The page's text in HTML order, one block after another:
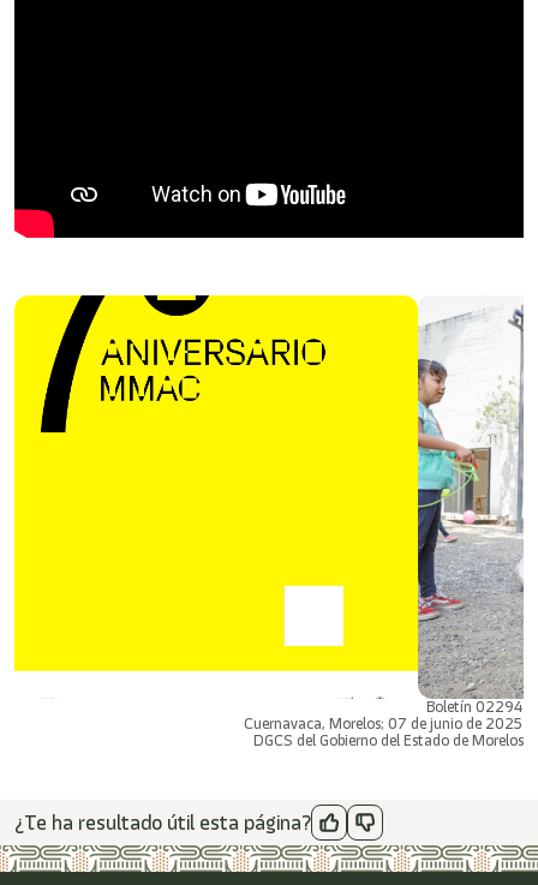
Boletín 02294
Cuernavaca, Morelos; 07 de junio de 2025
DGCS del Gobierno del Estado de Morelos
¿Te ha resultado útil esta página?